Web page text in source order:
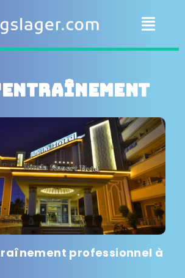
professionnel à